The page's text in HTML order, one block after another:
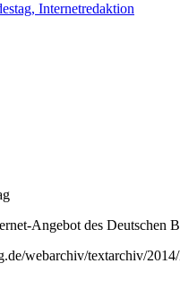
Internetredaktion
Angebot des Deutschen
webarchiv/textarchiv/